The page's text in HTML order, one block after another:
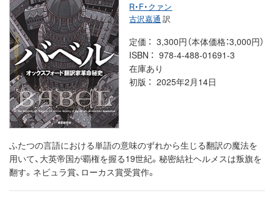
R・F・クァン
古沢嘉通 訳
定価
3,300円（本体価格：3,000円）
ISBN
978-4-488-01691-3
在庫あり
初版
2025年2月14日
ふたつの言語における単語の意味のずれから生じる翻訳の魔法を
用いて、大英帝国が覇権を握る19世紀。秘密結社ヘルメスは叛旗を
翻す。ネビュラ賞、ローカス賞受賞作。